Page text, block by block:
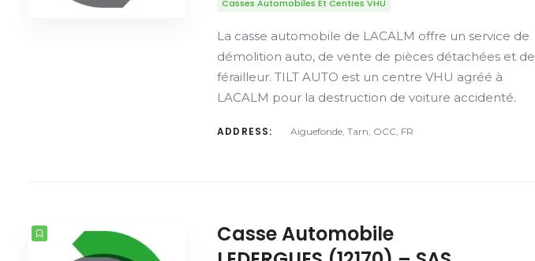
Casses Automobiles Et Centres VHU
La casse automobile de LACALM offre un service de
démolition auto, de vente de pièces détachées et de
férailleur. TILT AUTO est un centre VHU agréé à
LACALM pour la destruction de voiture accidenté.
ADDRESS: Aiguefonde, Tarn, OCC, FR
Casse Automobile